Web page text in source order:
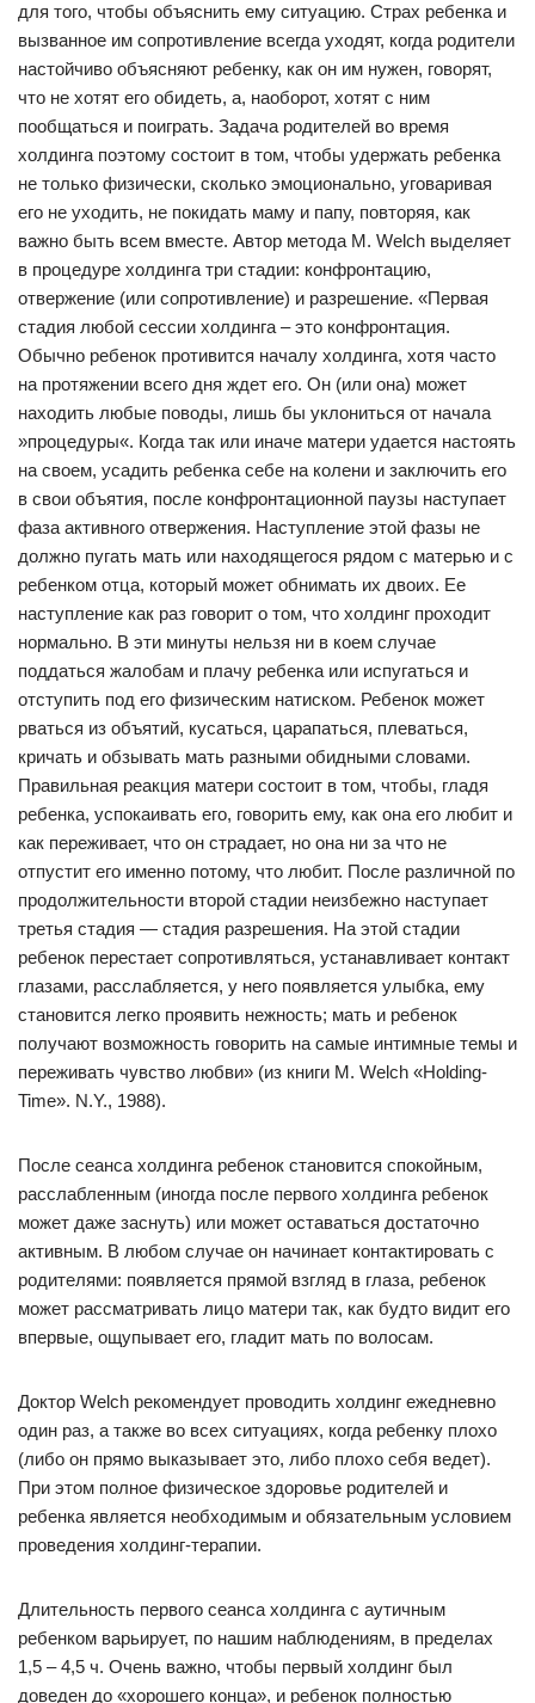
для того, чтобы объяснить ему ситуацию. Страх ребенка и
вызванное им сопротивление всегда уходят, когда родители
настойчиво объясняют ребенку, как он им нужен, говорят,
что не хотят его обидеть, а, наоборот, хотят с ним
пообщаться и поиграть. Задача родителей во время
холдинга поэтому состоит в том, чтобы удержать ребенка
не только физически, сколько эмоционально, уговаривая
его не уходить, не покидать маму и папу, повторяя, как
важно быть всем вместе. Автор метода М. Welch выделяет
в процедуре холдинга три стадии: конфронтацию,
отвержение (или сопротивление) и разрешение. «Первая
стадия любой сессии холдинга – это конфронтация.
Обычно ребенок противится началу холдинга, хотя часто
на протяжении всего дня ждет его. Он (или она) может
находить любые поводы, лишь бы уклониться от начала
»процедуры«. Когда так или иначе матери удается настоять
на своем, усадить ребенка себе на колени и заключить его
в свои объятия, после конфронтационной паузы наступает
фаза активного отвержения. Наступление этой фазы не
должно пугать мать или находящегося рядом с матерью и с
ребенком отца, который может обнимать их двоих. Ее
наступление как раз говорит о том, что холдинг проходит
нормально. В эти минуты нельзя ни в коем случае
поддаться жалобам и плачу ребенка или испугаться и
отступить под его физическим натиском. Ребенок может
рваться из объятий, кусаться, царапаться, плеваться,
кричать и обзывать мать разными обидными словами.
Правильная реакция матери состоит в том, чтобы, гладя
ребенка, успокаивать его, говорить ему, как она его любит и
как переживает, что он страдает, но она ни за что не
отпустит его именно потому, что любит. После различной по
продолжительности второй стадии неизбежно наступает
третья стадия — стадия разрешения. На этой стадии
ребенок перестает сопротивляться, устанавливает контакт
глазами, расслабляется, у него появляется улыбка, ему
становится легко проявить нежность; мать и ребенок
получают возможность говорить на самые интимные темы и
переживать чувство любви» (из книги М. Welch «Holding-
Time». N.Y., 1988).
После сеанса холдинга ребенок становится спокойным,
расслабленным (иногда после первого холдинга ребенок
может даже заснуть) или может оставаться достаточно
активным. В любом случае он начинает контактировать с
родителями: появляется прямой взгляд в глаза, ребенок
может рассматривать лицо матери так, как будто видит его
впервые, ощупывает его, гладит мать по волосам.
Доктор Welch рекомендует проводить холдинг ежедневно
один раз, а также во всех ситуациях, когда ребенку плохо
(либо он прямо выказывает это, либо плохо себя ведет).
При этом полное физическое здоровье родителей и
ребенка является необходимым и обязательным условием
проведения холдинг-терапии.
Длительность первого сеанса холдинга с аутичным
ребенком варьирует, по нашим наблюдениям, в пределах
1,5 – 4,5 ч. Очень важно, чтобы первый холдинг был
доведен до «хорошего конца», и ребенок полностью